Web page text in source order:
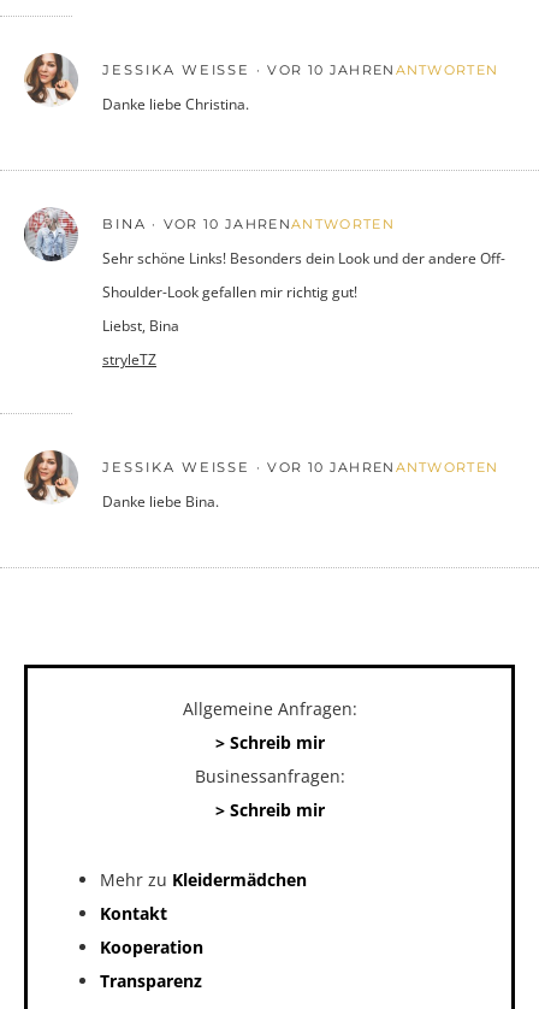
JESSIKA WEISSE VOR 10 JAHREN ANTWORTEN
Danke liebe Christina.
BINA VOR 10 JAHRENANTWORTEN
Sehr schöne Links! Besonders dein Look und der andere Off-
Shoulder-Look gefallen mir richtig gut!
Liebst, Bina
stryleTZ
JESSIKA WEISSE VOR 10 JAHREN ANTWORTEN
Danke liebe Bina.
Allgemeine Anfragen:
> Schreib mir
Businessanfragen:
> Schreib mir
Mehr zu Kleidermädchen
Kontakt
Kooperation
Transparenz